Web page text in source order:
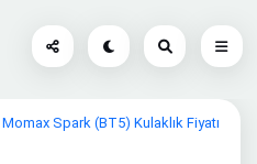
Momax Spark (BT5) Kulaklık Fiyatı